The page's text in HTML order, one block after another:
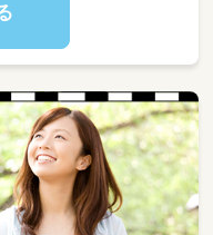
はありません◎
えに行き、帰りはご自
※丁寧な運転研修あ